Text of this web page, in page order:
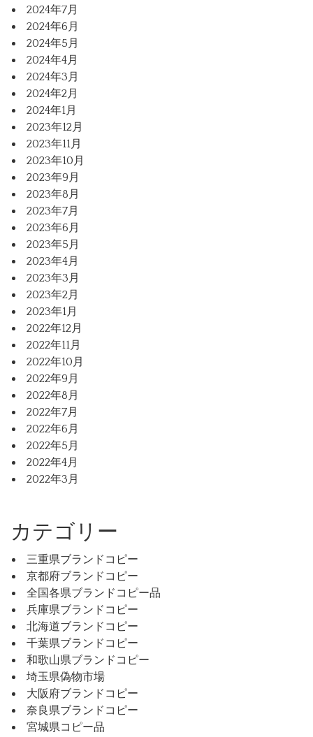
2024年7月
2024年6月
2024年5月
2024年4月
2024年3月
2024年2月
2024年1月
2023年12月
2023年11月
2023年10月
2023年9月
2023年8月
2023年7月
2023年6月
2023年5月
2023年4月
2023年3月
2023年2月
2023年1月
2022年12月
2022年11月
2022年10月
2022年9月
2022年8月
2022年7月
2022年6月
2022年5月
2022年4月
2022年3月
カテゴリー
三重県ブランドコピー
京都府ブランドコピー
全国各県ブランドコピー品
兵庫県ブランドコピー
北海道ブランドコピー
千葉県ブランドコピー
和歌山県ブランドコピー
埼玉県偽物市場
大阪府ブランドコピー
奈良県ブランドコピー
宮城県コピー品